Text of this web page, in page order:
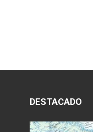
DESTACADO